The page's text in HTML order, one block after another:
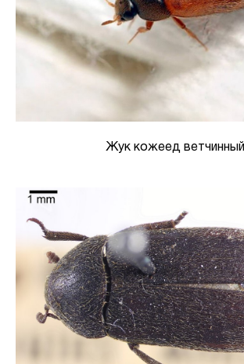
Жук кожеед ветчинный